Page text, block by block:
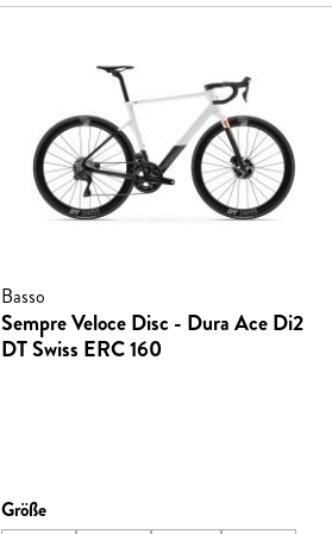
Basso
Sempre Veloce Disc - Dura Ace Di2
DT Swiss ERC 160
Größeauswählen